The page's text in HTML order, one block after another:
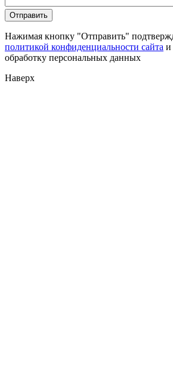
Нажимая кнопку "Отправить"
политикой конфиденциальности сайта и
обработку персональных данных
Наверх